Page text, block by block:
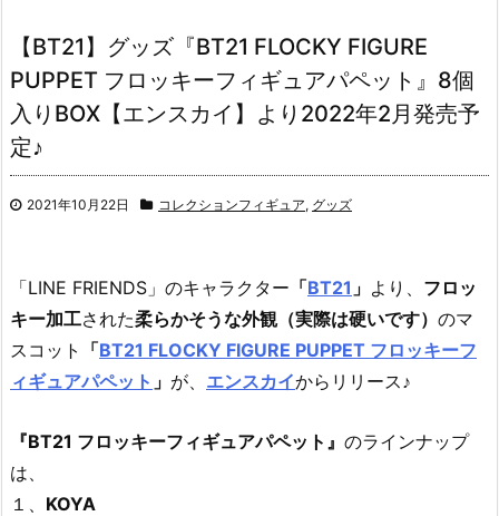
【BT21】グッズ『BT21 FLOCKY FIGURE
PUPPET フロッキーフィギュアパペット』8個
入りBOX【エンスカイ】より2022年2月発売予
定♪
2021年10月22日 コレクションフィギュア, グッズ
「LINE FRIENDS」のキャラクター 「BT21 」 より、 フロッ
キー加工された柔らかそうな外観（実際は硬いです） のマ
スコット
「BT21 FLOCKY FIGURE PUPPET フロッキーフ
ィギュアパペット 」 が、 エンスカイからリリース♪
『BT21 フロッキーフィギュアパペット』 のラインナップ
は、
１、 KOYA